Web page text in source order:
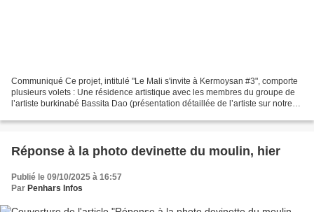
Communiqué Ce projet, intitulé "Le Mali s'invite à Kermoysan #3", comporte
plusieurs volets : Une résidence artistique avec les membres du groupe de
l’artiste burkinabé Bassita Dao (présentation détaillée de l’artiste sur notre
Réponse à la photo devinette du moulin, hier
Publié le 09/10/2025 à 16:57
Par Penhars Infos